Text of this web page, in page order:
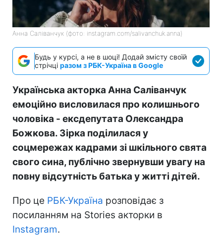
Анна Саліванчук (фото: instagram.com/salivanchuk.anna)
Будь у курсі, а не в шоці! Додай змісту своїй
стрічці разом з РБК-Україна в Google
Українська акторка Анна Саліванчук
емоційно висловилася про колишнього
чоловіка - ексдепутата Олександра
Божкова. Зірка поділилася у
соцмережах кадрами зі шкільного свята
свого сина, публічно звернувши увагу на
повну відсутність батька у житті дітей.
Про це РБК-Україна розповідає з
посиланням на Stories акторки в
Instagram.